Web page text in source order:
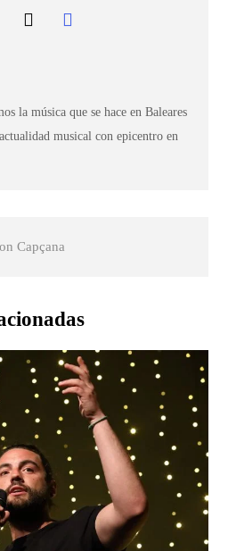
la música que se hace en Baleares
musical con epicentro en
Capçana